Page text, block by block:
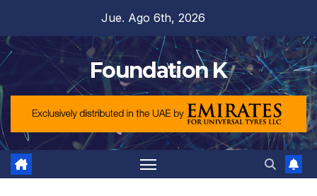
contenido
Jue. Ago 6th, 2026
Foundation K